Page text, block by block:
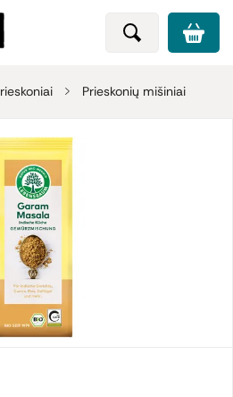
Prieskonių mišiniai